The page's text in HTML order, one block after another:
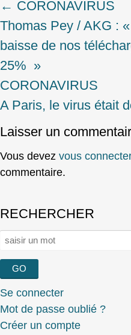
Post
navigation
← CORONAVIRUS
Thomas Pey / AKG :
baisse de nos
25% »
CORONAVIRUS
A Paris, le virus était
Laisser un
Vous devez vous
commentaire.
RECHERCHER
Rechercher :
Se connecter
Mot de passe oublié ?
Créer un compte